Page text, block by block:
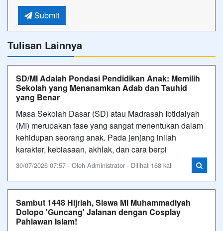
Submit
Tulisan Lainnya
SD/MI Adalah Pondasi Pendidikan Anak: Memilih
Sekolah yang Menanamkan Adab dan Tauhid
yang Benar
Masa Sekolah Dasar (SD) atau Madrasah Ibtidaiyah
(MI) merupakan fase yang sangat menentukan dalam
kehidupan seorang anak. Pada jenjang inilah
karakter, kebiasaan, akhlak, dan cara berpi
30/07/2026 07:57 - Oleh Administrator - Dilihat 168 kali
Sambut 1448 Hijriah, Siswa MI Muhammadiyah
Dolopo 'Guncang' Jalanan dengan Cosplay
Pahlawan Islam!